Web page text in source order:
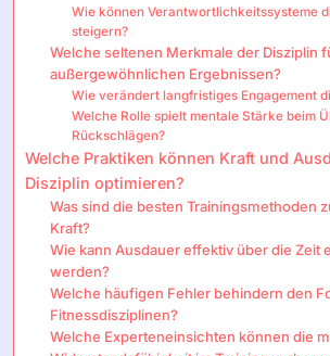
Wie können Verantwortlichkeitssysteme
steigern?
Welche seltenen Merkmale der Disziplin
außergewöhnlichen Ergebnissen?
Wie verändert langfristiges Engagement
Welche Rolle spielt mentale Stärke beim
Rückschlägen?
Welche Praktiken können Kraft und
Disziplin optimieren?
Was sind die besten Trainingsmethoden
Kraft?
Wie kann Ausdauer effektiv über die Zeit
werden?
Welche häufigen Fehler behindern den
Fitnessdisziplinen?
Welche Experteneinsichten können die